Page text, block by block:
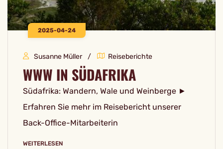
2025-04-24
Susanne Müller Reiseberichte
WWW IN SÜDAFRIKA
Südafrika: Wandern, Wale und Weinberge ►
Erfahren Sie mehr im Reisebericht unserer
Back-Office-Mitarbeiterin
WEITERLESEN